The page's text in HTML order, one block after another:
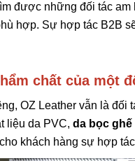
được những đối tác
hợp. Sự hợp tác B2B
chất của một
OZ Leather vẫn là
liệu da PVC, da bọc ghế
khách hàng sự hợp